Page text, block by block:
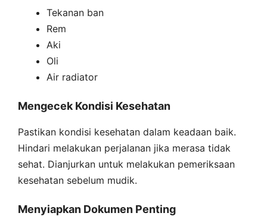
Tekanan ban
Rem
Aki
Oli
Air radiator
Mengecek Kondisi Kesehatan
Pastikan kondisi kesehatan dalam keadaan baik.
Hindari melakukan perjalanan jika merasa tidak
sehat. Dianjurkan untuk melakukan pemeriksaan
kesehatan sebelum mudik.
Menyiapkan Dokumen Penting